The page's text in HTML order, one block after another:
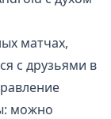
матчах,
с друзьями в
можно